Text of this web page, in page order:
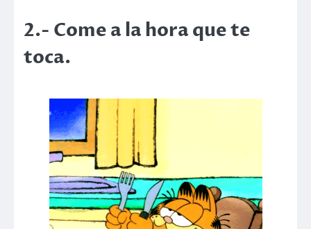
2.- Come a la hora que te
toca.